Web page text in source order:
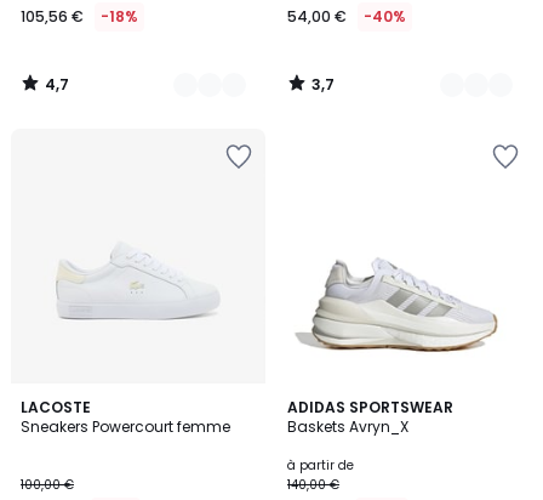
105,56 € -18%
4,7
/
54,00 € -40%
3,7
/
LACOSTE
Sneakers Powercourt femme
100,00 €
ADIDAS SPORTSWEAR
Baskets Avryn_X
à partir de
140,00 €
4,3
/ 5